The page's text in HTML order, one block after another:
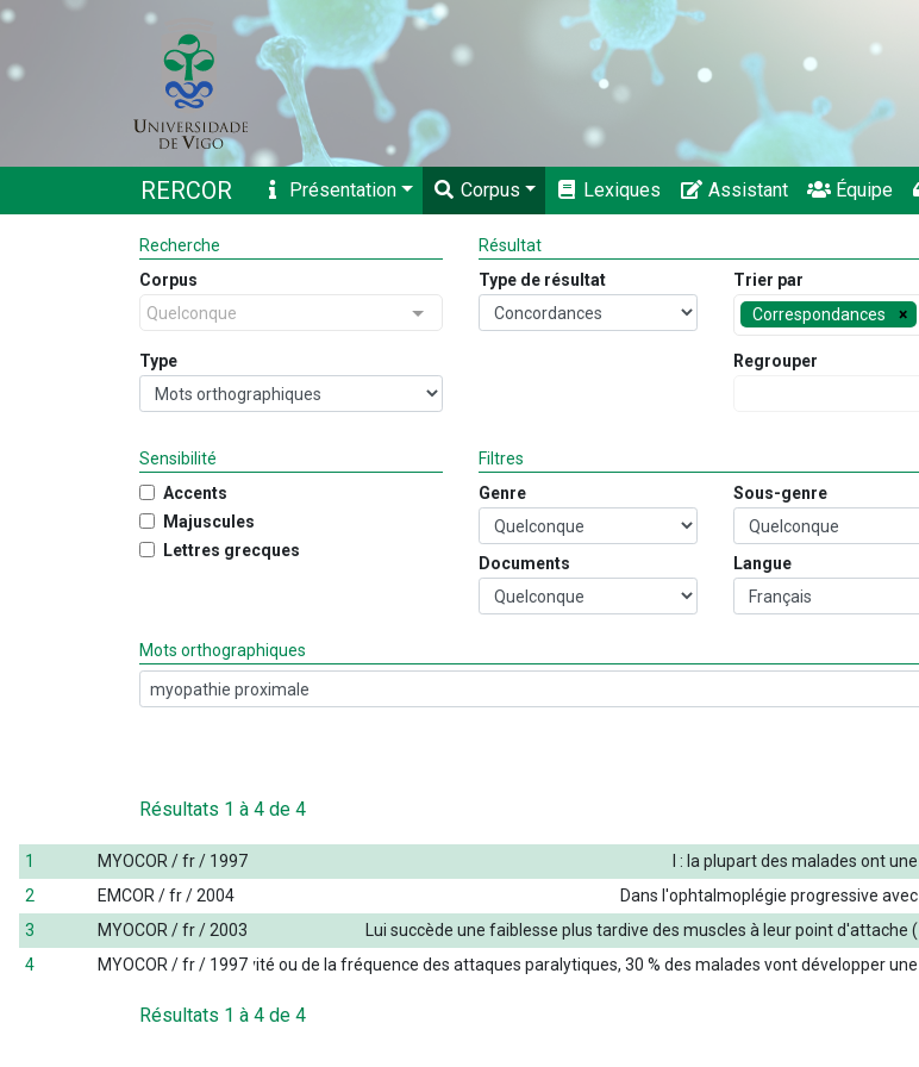
RERCOR Présentation Corpus Lexiques Assistant Équipe
Recherche
Corpus
Quelconque
Type
Résultat
Type de résultat
Trier par
Correspondances
Regrouper
Sensibilité
Accents
Majuscules
Lettres grecques
Filtres
Genre
Sous-genre
Documents Langue
Mots orthographiques
Résultats 1 à 4 de 4
1 MYOCOR / fr / 1997 : la plupartdes malades ontune
2
EMCOR / fr / 2004 Dans l'ophtalmoplégie progressive avec
3
MYOCOR / fr / 2003 Lui succède une faiblesse plus tardive des muscles à leurpointd'attache (
4
MYOCOR / fr / 1997
Indépendammentde lagravité ou de la fréquence des attaques paralytiques, 30 % des malades vontdévelopperune
Résultats 1 à 4 de 4